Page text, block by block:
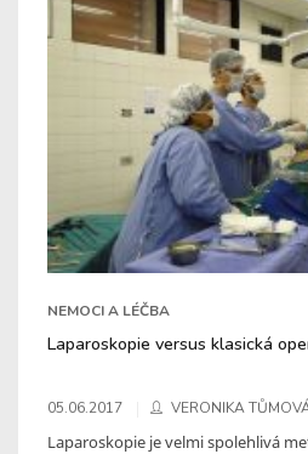
NEMOCI A LÉČBA
Laparoskopie versus klasická
05.06.2017 VERONIKA
Laparoskopie je velmi spolehlivá